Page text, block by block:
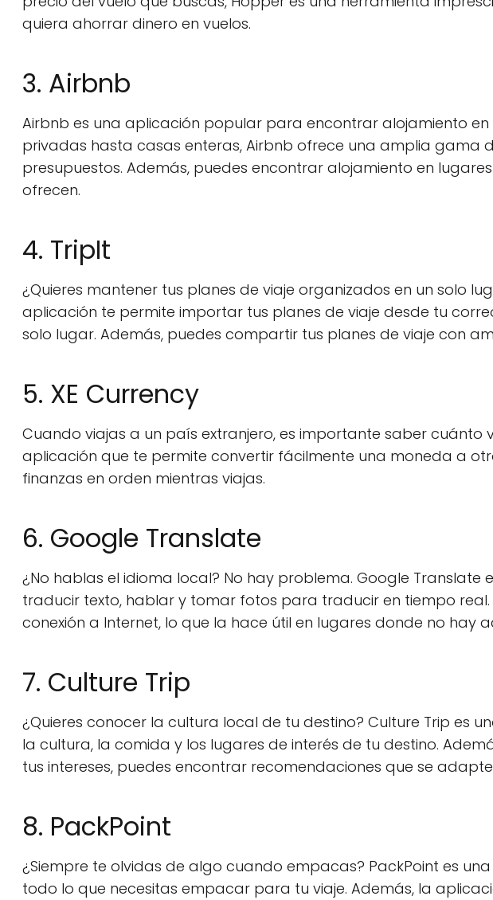
quiera ahorrar dinero en vuelos.
3. Airbnb
Airbnb es una aplicación popular para encontrar alojamiento
privadas hasta casas enteras, Airbnb ofrece una amplia gama
presupuestos. Además, puedes encontrar alojamiento en
ofrecen.
4. TripIt
¿Quieres mantener tus planes de viaje organizados en un solo
aplicación te permite importar tus planes de viaje desde tu
solo lugar. Además, puedes compartir tus planes de viaje con
5. XE Currency
Cuando viajas a un país extranjero, es importante saber cuánto
aplicación que te permite convertir fácilmente una moneda a
finanzas en orden mientras viajas.
6. Google Translate
¿No hablas el idioma local? No hay problema. Google Translate
traducir texto, hablar y tomar fotos para traducir en tiempo real.
conexión a Internet, lo que la hace útil en lugares donde no hay
7. Culture Trip
¿Quieres conocer la cultura local de tu destino? Culture Trip es
la cultura, la comida y los lugares de interés de tu destino.
tus intereses, puedes encontrar recomendaciones que se
8. PackPoint
¿Siempre te olvidas de algo cuando empacas? PackPoint es
todo lo que necesitas empacar para tu viaje. Además, la